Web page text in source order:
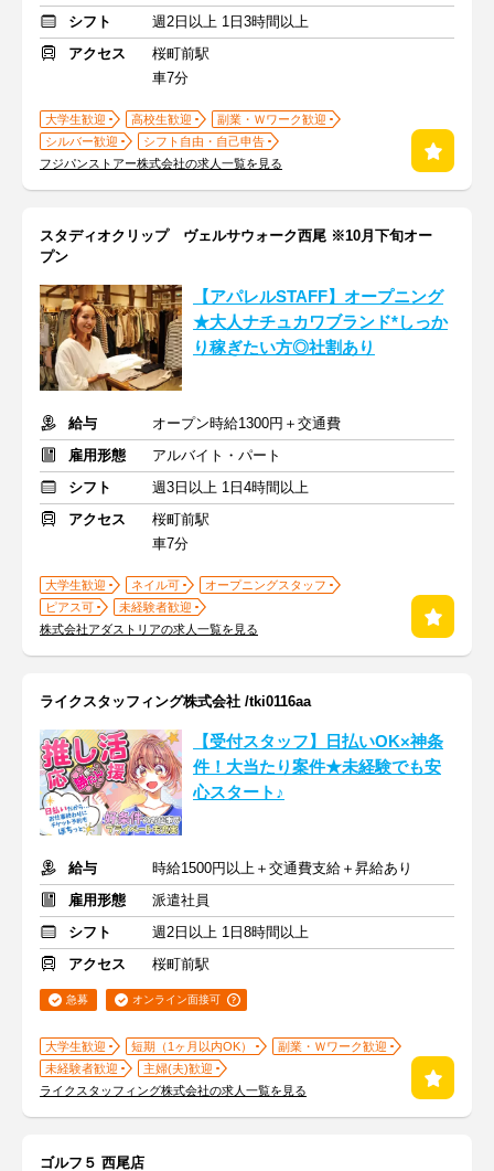
シフト
週2日以上 1日3時間以上
アクセス
桜町前駅
車7分
大学生歓迎 高校生歓迎
副業・Ｗワーク歓迎
シルバー歓迎
シフト自由・自己申告
フジパンストアー株式会社の求人一覧を見る
スタディオクリップ ヴェルサウォーク西尾 ※10月下旬オー
プン
【アパレルSTAFF】オープニング
★大人ナチュカワブランド*しっか
り稼ぎたい方◎社割あり
給与
オープン時給1300円＋交通費
雇用形態
アルバイト・パート
シフト
週3日以上 1日4時間以上
アクセス
桜町前駅
車7分
大学生歓迎 ネイル可
オープニングスタッフ
ピアス可
未経験者歓迎
株式会社アダストリアの求人一覧を見る
ライクスタッフィング株式会社 /tki0116aa
【受付スタッフ】日払いOK×神条
件！大当たり案件★未経験でも安
心スタート♪
給与
時給1500円以上＋交通費支給＋昇給あり
雇用形態
派遣社員
シフト
週2日以上 1日8時間以上
アクセス
桜町前駅
急募 オンライン面接可
大学生歓迎 短期（1ヶ月以内OK）
副業・Ｗワーク歓迎
未経験者歓迎
主婦(夫)歓迎
ライクスタッフィング株式会社の求人一覧を見る
ゴルフ５ 西尾店